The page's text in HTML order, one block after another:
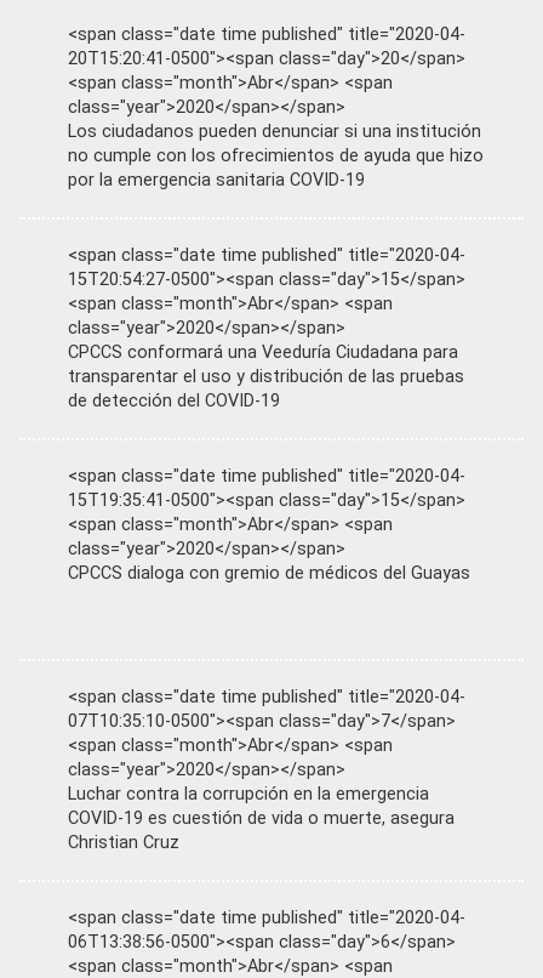
<span class="date time published" title="2020-04-
20T15:20:41-0500"><span class="day">20</span>
<span class="month">Abr</span> <span
class="year">2020</span></span>
Los ciudadanos pueden denunciar si una institución
no cumple con los ofrecimientos de ayuda que hizo
por la emergencia sanitaria COVID-19
<span class="date time published" title="2020-04-
15T20:54:27-0500"><span class="day">15</span>
<span class="month">Abr</span> <span
class="year">2020</span></span>
CPCCS conformará una Veeduría Ciudadana para
transparentar el uso y distribución de las pruebas
de detección del COVID-19
<span class="date time published" title="2020-04-
15T19:35:41-0500"><span class="day">15</span>
<span class="month">Abr</span> <span
class="year">2020</span></span>
CPCCS dialoga con gremio de médicos del Guayas
<span class="date time published" title="2020-04-
07T10:35:10-0500"><span class="day">7</span>
<span class="month">Abr</span> <span
class="year">2020</span></span>
Luchar contra la corrupción en la emergencia
COVID-19 es cuestión de vida o muerte, asegura
Christian Cruz
<span class="date time published" title="2020-04-
06T13:38:56-0500"><span class="day">6</span>
<span class="month">Abr</span> <span